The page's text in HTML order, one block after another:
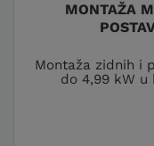
MONTAŽA
Montaža zidnih i
do 4,99 kW u